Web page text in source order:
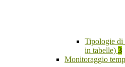
Tipologie di
in tabelle) 3
Monitoraggio